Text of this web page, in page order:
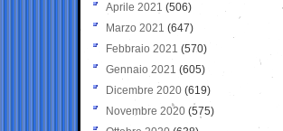
Aprile 2021 (506)
Marzo 2021 (647)
Febbraio 2021 (570)
Gennaio 2021 (605)
Dicembre 2020 (619)
Novembre 2020 (575)